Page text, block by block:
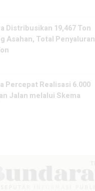
Distribusikan 19,467 Ton
Asahan, Total Penyaluran
Percepat Realisasi 6.000
Jalan melalui Skema